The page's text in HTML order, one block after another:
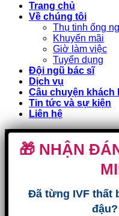
Trang chủ
Về chúng tôi
Thụ tinh ống
Khuyến mãi
Giờ làm việc
Tuyển dụng
Đội ngũ bác sĩ
Dịch vụ
Câu chuyện khách
Tin tức và sự kiện
Liên hệ
🎁 NHẬN
Đã từng IVF thất